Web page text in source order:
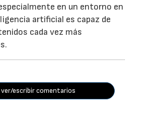
en un entorno en
artificial es capaz de
cada vez más
ver/escribir comentarios